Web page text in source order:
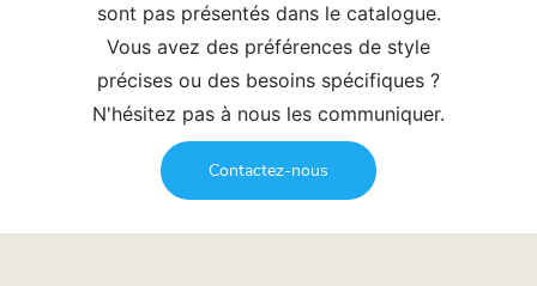
sont pas présentés dans le catalogue.
Vous avez des préférences de style
précises ou des besoins spécifiques ?
N'hésitez pas à nous les communiquer.
Contactez-nous